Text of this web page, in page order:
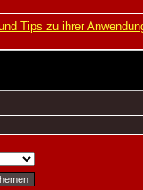
Tips zu ihrer